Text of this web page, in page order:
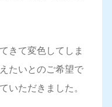
きて変色してしま
たいとのご希望で
いただきました。